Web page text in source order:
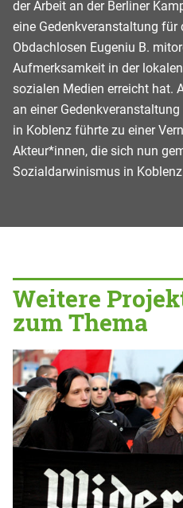
der Arbeit an der Berliner
eine Gedenkveranstaltung für
Obdachlosen Eugeniu B.
Aufmerksamkeit in der
sozialen Medien erreicht hat.
an einer
in Koblenz führte zu einer
Akteur*innen, die sich nun
Sozialdarwinismus in
Weitere
zum Thema